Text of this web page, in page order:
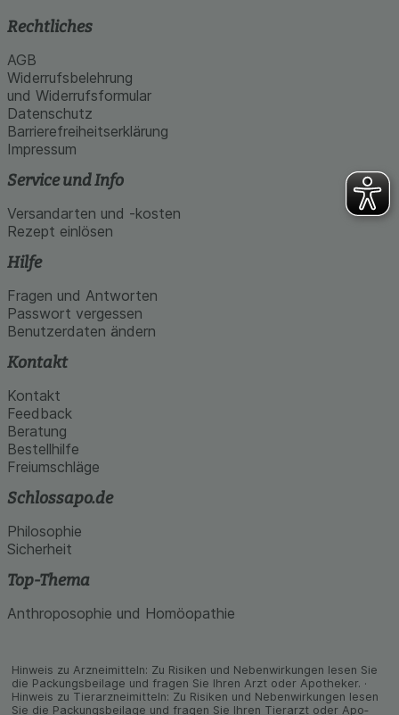
Rechtliches
AGB
Widerrufsbelehrung
und Widerrufsformular
Datenschutz
Barrierefreiheitserklärung
Impressum
Service und Info
Versandarten und -kosten
Rezept einlösen
Hilfe
Fragen und Antworten
Passwort vergessen
Benutzerdaten ändern
Kontakt
Kontakt
Feedback
Beratung
Bestellhilfe
Freiumschläge
Schlossapo.de
Philosophie
Sicherheit
Top-Thema
Anthroposophie und Homöopathie
Hinweis zu Arzneimitteln: Zu Risiken und Neben­wirkungen lesen Sie
die Packungs­beilage und fragen Sie Ihren Arzt oder Apo­theker. ·
Hinweis zu Tier­arz­nei­mitteln: Zu Risiken und Neben­wirkungen lesen
Sie die Packungs­beilage und fragen Sie Ihren Tier­arzt oder Apo­